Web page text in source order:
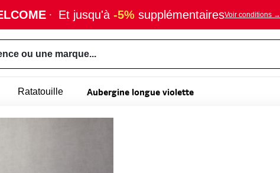
· Et jusqu'à -5% supplémentairesVoir conditions →
ou une marque...
Ratatouille Aubergine longue violette